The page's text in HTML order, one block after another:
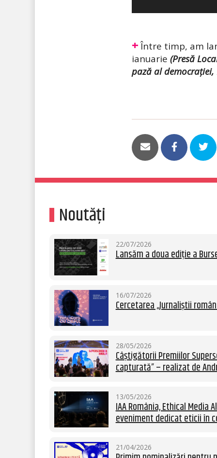
+ Între timp, am
ianuarie (Presă
pază al
Noutăți
22/07/2026
Lansăm a doua ediție a
16/07/2026
Cercetarea „Jurnaliștii
28/05/2026
Câștigătorii Premiilor
capturată” – realizat de
13/05/2026
IAA România, Ethical Media
eveniment dedicat eticii în
21/04/2026